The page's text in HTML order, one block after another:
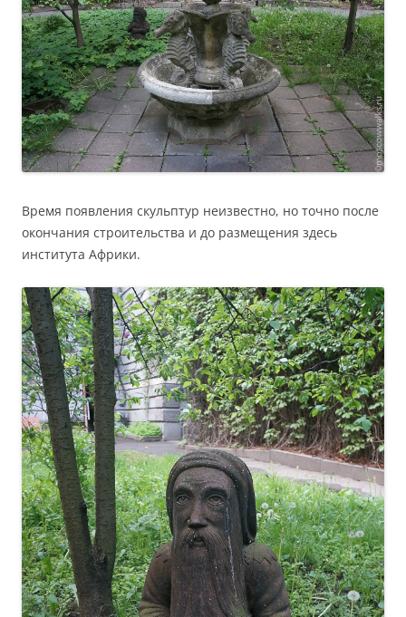
Время появления скульптур неизвестно, но точно после
окончания строительства и до размещения здесь
института Африки.